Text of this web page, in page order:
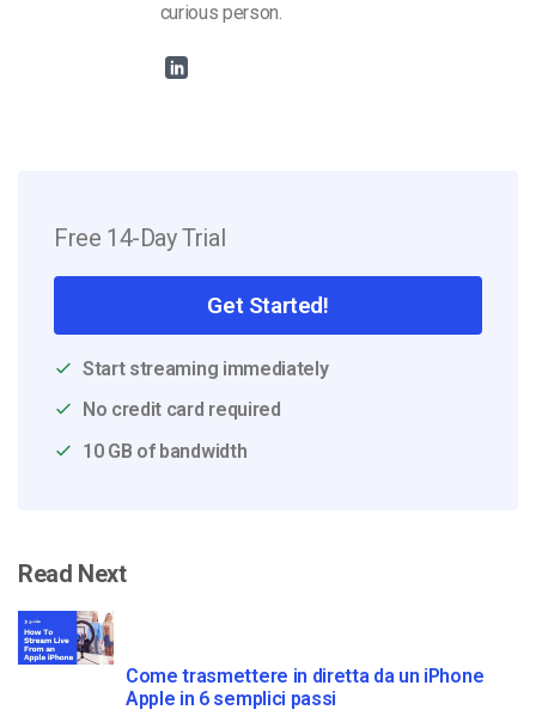
curious person.
Free 14-Day Trial
Get Started!
Start streaming immediately
No credit card required
10 GB of bandwidth
Read Next
Come trasmettere in diretta da un iPhone
Apple in 6 semplici passi